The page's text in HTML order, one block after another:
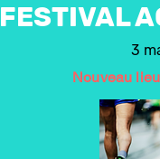
FESTIVAL
3
Nouveau